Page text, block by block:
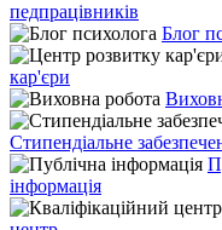
педпрацівників
Блог
кар'єри
Стипендіальне
інформація